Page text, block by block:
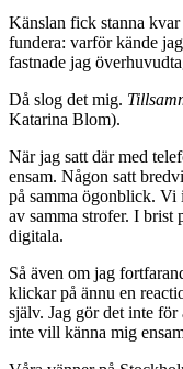
Känslan fick stanna
fundera: varför kände
fastnade jag
Då slog det mig.
Katarina Blom).
När jag satt där med
ensam. Någon satt
på samma ögonblick. Vi
av samma strofer. I brist
digitala.
Så även om jag
klickar på ännu en
själv. Jag gör det inte
inte vill känna mig